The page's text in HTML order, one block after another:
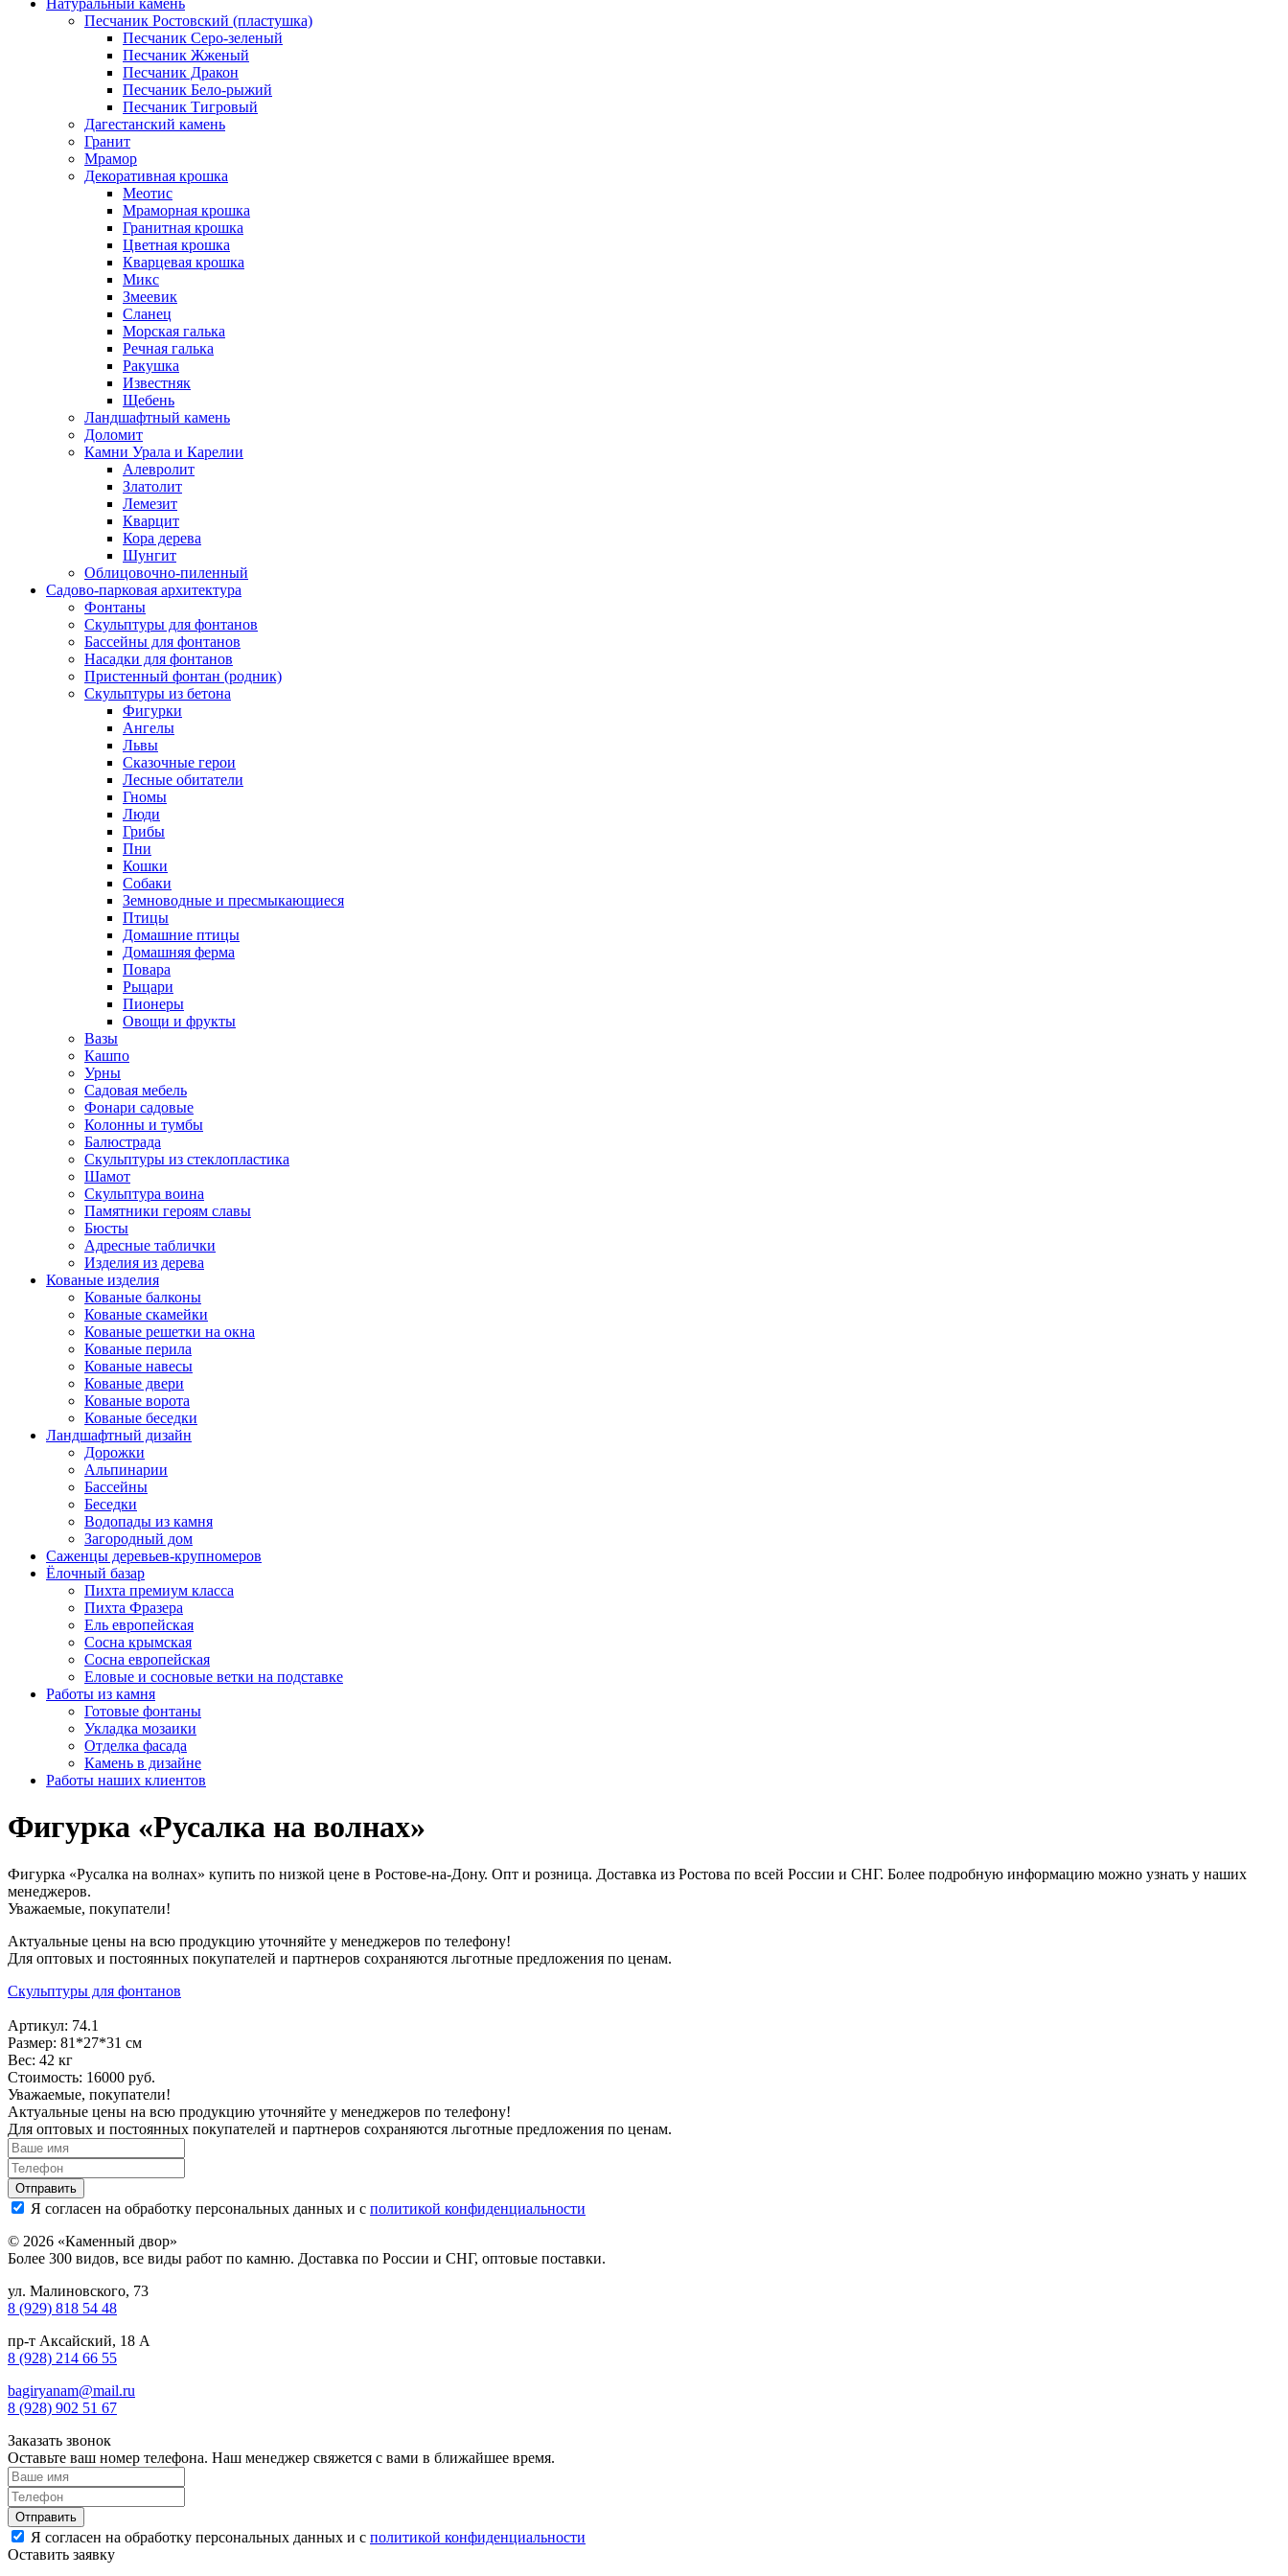
Натуральный камень
Песчаник Ростовский (пластушка)
Песчаник Серо-зеленый
Песчаник Жженый
Песчаник Дракон
Песчаник Бело-рыжий
Песчаник Тигровый
Дагестанский камень
Гранит
Мрамор
Декоративная крошка
Меотис
Мраморная крошка
Гранитная крошка
Цветная крошка
Кварцевая крошка
Микс
Змеевик
Сланец
Морская галька
Речная галька
Ракушка
Известняк
Щебень
Ландшафтный камень
Доломит
Камни Урала и Карелии
Алевролит
Златолит
Лемезит
Кварцит
Кора дерева
Шунгит
Облицовочно-пиленный
Садово-парковая архитектура
Фонтаны
Скульптуры для фонтанов
Бассейны для фонтанов
Насадки для фонтанов
Пристенный фонтан (родник)
Скульптуры из бетона
Фигурки
Ангелы
Львы
Сказочные герои
Лесные обитатели
Гномы
Люди
Грибы
Пни
Кошки
Собаки
Земноводные и пресмыкающиеся
Птицы
Домашние птицы
Домашняя ферма
Повара
Рыцари
Пионеры
Овощи и фрукты
Вазы
Кашпо
Урны
Садовая мебель
Фонари садовые
Колонны и тумбы
Балюстрада
Скульптуры из стеклопластика
Шамот
Скульптура воина
Памятники героям славы
Бюсты
Адресные таблички
Изделия из дерева
Кованые изделия
Кованые балконы
Кованые скамейки
Кованые решетки на окна
Кованые перила
Кованые навесы
Кованые двери
Кованые ворота
Кованые беседки
Ландшафтный дизайн
Дорожки
Альпинарии
Бассейны
Беседки
Водопады из камня
Загородный дом
Саженцы деревьев-крупномеров
Ёлочный базар
Пихта премиум класса
Пихта Фразера
Ель европейская
Сосна крымская
Сосна европейская
Еловые и сосновые ветки на подставке
Работы из камня
Готовые фонтаны
Укладка мозаики
Отделка фасада
Камень в дизайне
Работы наших клиентов
Фигурка «Русалка на волнах»
Фигурка «Русалка на волнах» купить по низкой цене в Ростове-на-Дону. Опт и розница. Доставка из Ростова по всей России и СНГ. Более подробную информацию можно узнать у наших
менеджеров.
Уважаемые, покупатели!
Актуальные цены на всю продукцию уточняйте у менеджеров по телефону!
Для оптовых и постоянных покупателей и партнеров сохраняются льготные предложения по ценам.
Скульптуры для фонтанов
Артикул: 74.1
Размер: 81*27*31 см
Вес: 42 кг
Стоимость: 16000 руб.
Уважаемые, покупатели!
Актуальные цены на всю продукцию уточняйте у менеджеров по телефону!
Для оптовых и постоянных покупателей и партнеров сохраняются льготные предложения по ценам.
Я согласен на обработку персональных данных и с политикой конфиденциальности
© 2026 «Каменный двор»
Более 300 видов, все виды работ по камню. Доставка по России и СНГ, оптовые поставки.
ул. Малиновского, 73
8 (929) 818 54 48
пр-т Аксайский, 18 А
8 (928) 214 66 55
bagiryanam@mail.ru
8 (928) 902 51 67
Заказать звонок
Оставьте ваш номер телефона. Наш менеджер свяжется с вами в ближайшее время.
Я согласен на обработку персональных данных и с политикой конфиденциальности
Оставить заявку